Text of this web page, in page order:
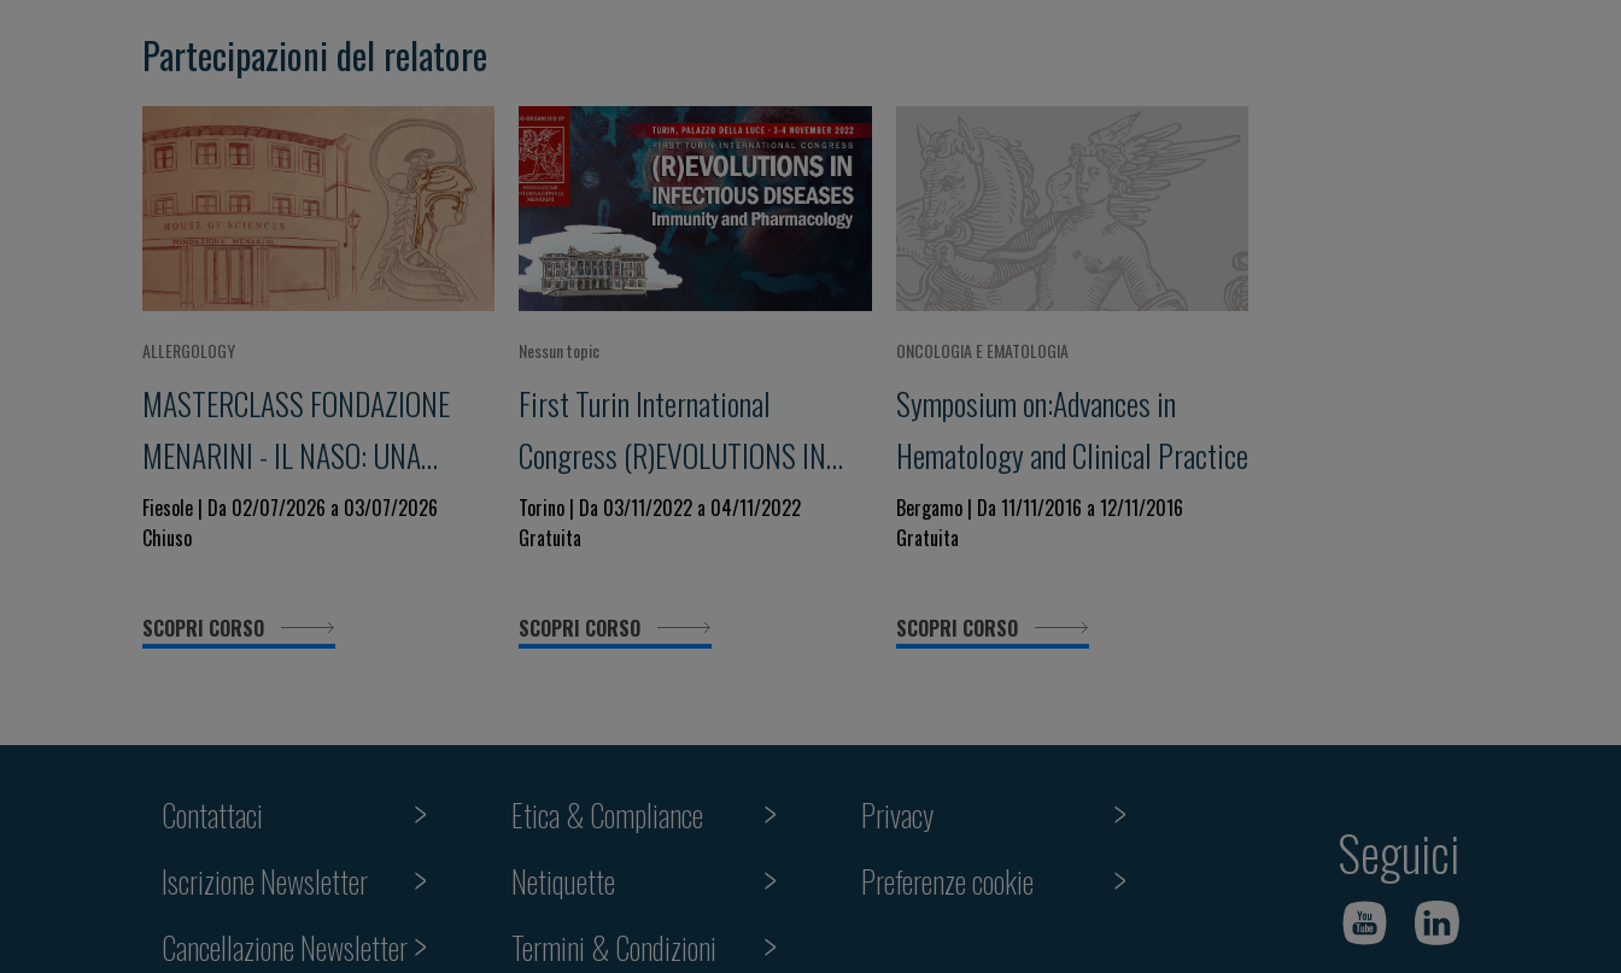
Partecipazioni del relatore
ALLERGOLOGY
MASTERCLASS FONDAZIONE
MENARINI - IL NASO: UNA
FINESTRA SUL POLMONE -
E...uno scorcio sul sistema
immunitario - 9° Edizione
Fiesole | Da 02/07/2026 a 03/07/2026
Chiuso
SCOPRI CORSO
Nessun topic
First Turin International
Congress (R)EVOLUTIONS IN
INFECTIOUS DISEASES Immunity
and Pharmacology
Torino | Da 03/11/2022 a 04/11/2022
Gratuita
SCOPRI CORSO
ONCOLOGIA E EMATOLOGIA
Symposium on:Advances in
Hematology and Clinical Practice
Bergamo | Da 11/11/2016 a 12/11/2016
Gratuita
SCOPRI CORSO
Contattaci
Iscrizione Newsletter
Cancellazione Newsletter
Etica & Compliance
Netiquette
Termini & Condizioni
Privacy
Preferenze cookie
Seguici